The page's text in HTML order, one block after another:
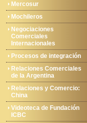
Mercosur
Mochileros
Negociaciones
Comerciales
Internacionales
Procesos de integración
Relaciones Comerciales
de la Argentina
Relaciones y Comercio:
China
Videoteca de Fundación
ICBC